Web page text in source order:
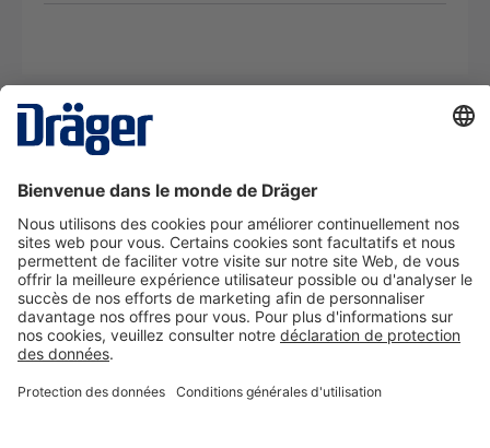
La technologie
Nous contacter
A propos de Dräger
Informations